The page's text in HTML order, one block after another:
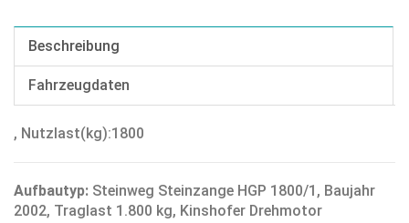
Beschreibung
Fahrzeugdaten
, Nutzlast(kg):1800
Aufbautyp: Steinweg Steinzange HGP 1800/1, Baujahr
2002, Traglast 1.800 kg, Kinshofer Drehmotor